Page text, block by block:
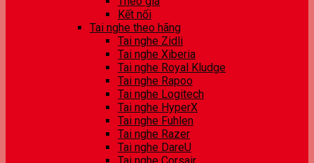
Kết nối
Tai nghe theo hãng
Tai nghe Zidli
Tai nghe Xiberia
Tai nghe Royal Kludge
Tai nghe Rapoo
Tai nghe Logitech
Tai nghe HyperX
Tai nghe Fuhlen
Tai nghe Razer
Tai nghe DareU